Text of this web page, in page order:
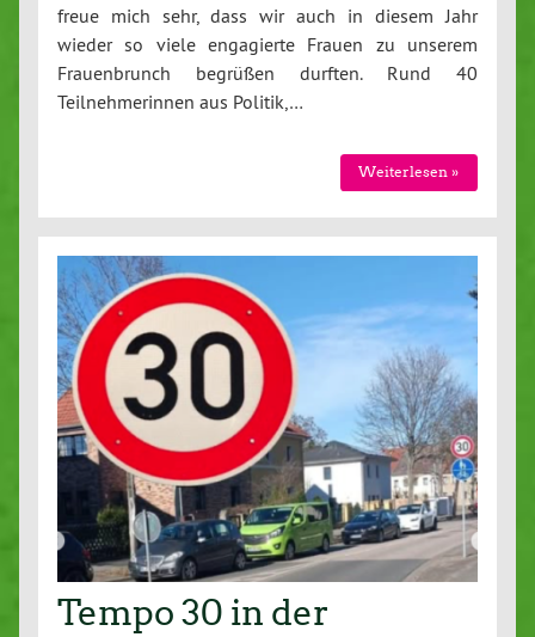
freue mich sehr, dass wir auch in diesem Jahr
wieder so viele engagierte Frauen zu unserem
Frauenbrunch begrüßen durften. Rund 40
Teilnehmerinnen aus Politik,…
Weiterlesen »
Tempo 30 in der